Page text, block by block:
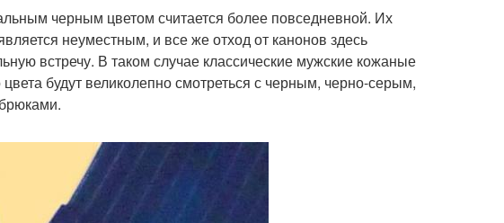
черным цветом считается более повседневной. Их
неуместным, и все же отход от канонов здесь
встречу. В таком случае классические мужские кожаные
будут великолепно смотреться с черным, черно-серым,